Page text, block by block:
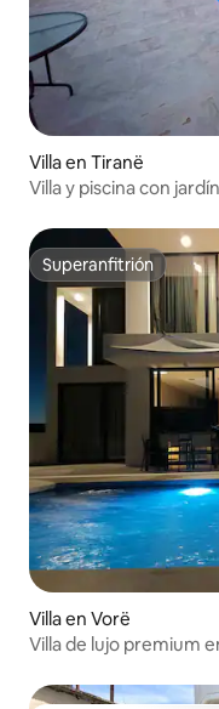
Villa en Tiranë
Villa y piscina con
Superanfitrión
Superanfitrión
Villa en Vorë
Villa de lujo premium